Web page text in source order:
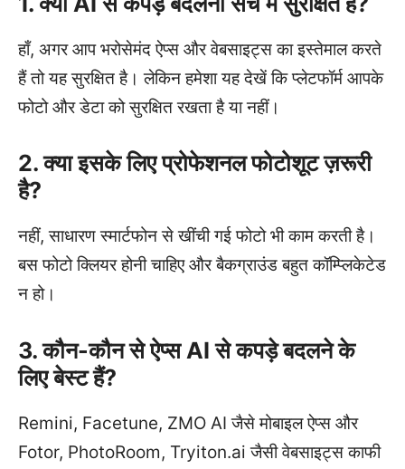
हाँ, अगर आप भरोसेमंद ऐप्स और वेबसाइट्स का इस्तेमाल करते
हैं तो यह सुरक्षित है। लेकिन हमेशा यह देखें कि प्लेटफॉर्म आपके
फोटो और डेटा को सुरक्षित रखता है या नहीं।
2. क्या इसके लिए प्रोफेशनल फोटोशूट ज़रूरी
है?
नहीं, साधारण स्मार्टफोन से खींची गई फोटो भी काम करती है।
बस फोटो क्लियर होनी चाहिए और बैकग्राउंड बहुत कॉम्प्लिकेटेड
न हो।
3. कौन-कौन से ऐप्स AI से कपड़े बदलने के
लिए बेस्ट हैं?
Remini, Facetune, ZMO AI जैसे मोबाइल ऐप्स और
Fotor, PhotoRoom, Tryiton.ai जैसी वेबसाइट्स काफी